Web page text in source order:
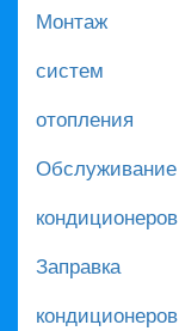
Монтаж
систем
отопления
Обслуживание
кондиционеров
Заправка
кондиционеров